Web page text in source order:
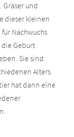
und
dieser kleinen
Nachwuchs
Geburt
Sie sind
Alters
hat dann eine